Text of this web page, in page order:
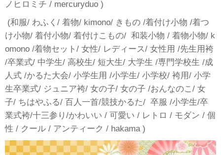
ノヒロミチ / mercuryduo )
(和服/ わふく/ 着物/ kimono/ きもの /着付け小物 /着つ
け小物/ 着付小物/ 着付けこもの/ 和装小物 / 着物小物/ k
omono /着物セット/ 女性/ レディース/ 女性用 /先生用袴
/卒業式/ 中学生/ 高校生/ 短大生/ 大学生 /専門学校生 /成
人式 /かるた大会/ 小学生用 /小学生/ 小学校/ 袴用/ 小学
生卒業式/ ジュニア袴/ 女の子/ 女の子 /おんなのこ/ 女
子/ ちはやふる/ 百人一首/競技かるた/ 卒服 /小学生/卒
業式袴/十三参り/かわいい / 可愛い / レトロ / モダン / 個
性 / クール / アンティーク / hakama )